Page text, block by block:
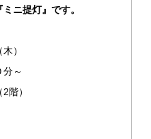
ニ提灯』です。
）
～
階）